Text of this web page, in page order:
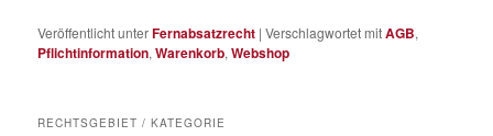
Veröffentlicht unterFernabsatzrecht |Verschlagwortet mitAGB,
Pflichtinformation,Warenkorb,Webshop
RECHTSGEBIET / KATEGORIE